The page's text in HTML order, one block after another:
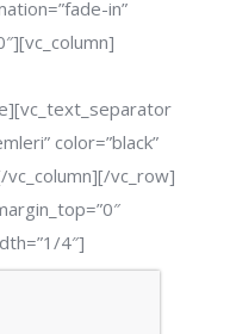
in”
color=”black”
vc_row]
4″]